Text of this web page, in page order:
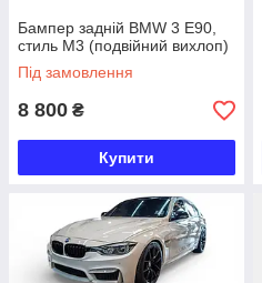
Бампер задній BMW 3 E90,
стиль М3 (подвійний вихлоп)
Під замовлення
8 800 ₴
Купити